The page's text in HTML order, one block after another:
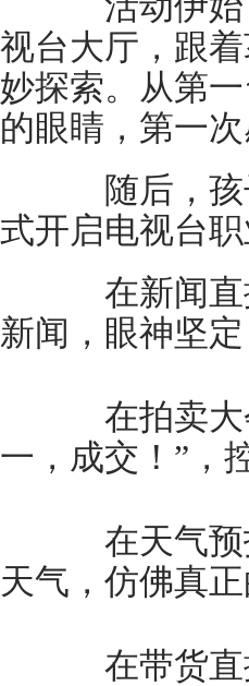
视台大厅，跟
妙探索。从第
的眼睛，第一
随后，孩
式开启电视台
在新闻直
新闻，眼神坚定
在拍卖大
一，成交！”，
在天气预
天气，仿佛真正
在带货直播